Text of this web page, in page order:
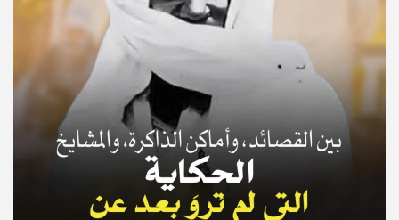
© Copyright 2025, APS